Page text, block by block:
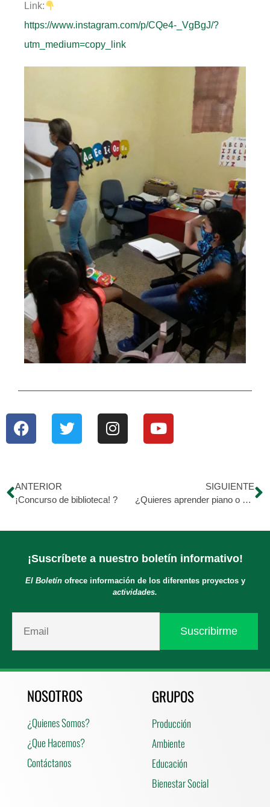
Link:
https://www.instagram.com/p/CQe4-_VgBgJ/?
utm_medium=copy_link
ANTERIOR
¡Concurso de biblioteca! ?
SIGUIENTE
¿Quieres aprender piano o pintura? ?? comienza un nuevo ciclo de talleres en nuestro Centro de Formación.
¡Suscríbete a nuestro boletín informativo!
El Boletínofrece información de los diferentes proyectos y
actividades.
NOSOTROS
¿Quienes Somos?
¿Que Hacemos?
Contáctanos
GRUPOS
Producción
Ambiente
Educación
Bienestar Social